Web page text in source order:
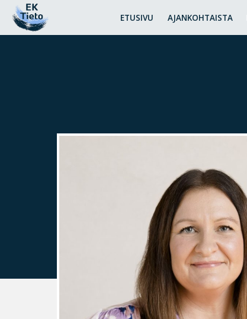
ETUSIVU AJANKOHTAISTA